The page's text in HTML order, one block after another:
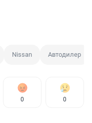
Nissan Автодилер
0 0